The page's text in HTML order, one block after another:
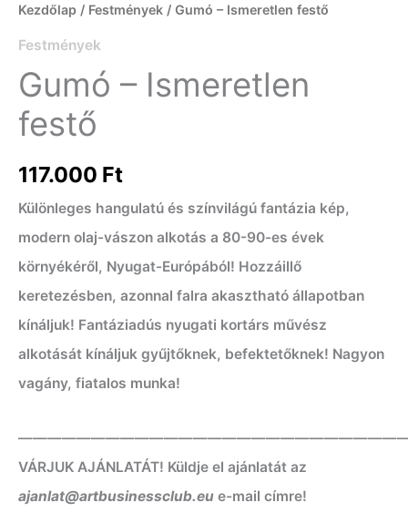
Kezdőlap / Festmények / Gumó – Ismeretlen festő
Festmények
Gumó – Ismeretlen
festő
117.000 Ft
Különleges hangulatú és színvilágú fantázia kép,
modern olaj-vászon alkotás a 80-90-es évek
környékéről, Nyugat-Európából! Hozzáillő
keretezésben, azonnal falra akasztható állapotban
kínáljuk! Fantáziadús nyugati kortárs művész
alkotását kínáljuk gyűjtőknek, befektetőknek! Nagyon
vagány, fiatalos munka!
VÁRJUK AJÁNLATÁT! Küldje el ajánlatát az
ajanlat@artbusinessclub.eu e-mail címre!